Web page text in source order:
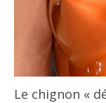
Le chignon «